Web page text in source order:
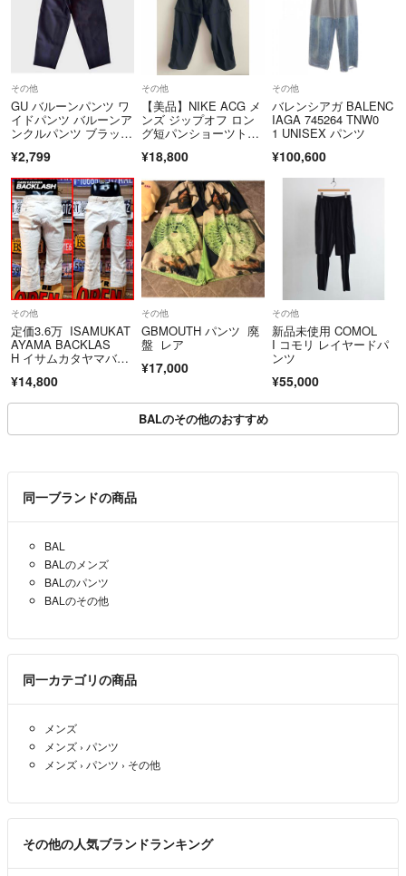
その他
GU バルーンパンツ ワ
イドパンツ バルーンア
ンクルパンツ ブラッ
ー イージーパンツ シ
¥2,799
その他
【美品】NIKE ACG メ
ンズ ジップオフ ロン
グ短パンショーツトレ
¥18,800
その他
バレンシアガ BALENC
IAGA 745264 TNW0
1 UNISEX パンツ
¥100,600
その他
定価3.6万 ISAMUKAT
AYAMA BACKLAS
H イサムカタヤマバッ
ロップドパンツ L
¥14,800
その他
GBMOUTH パンツ 廃
盤 レア
¥17,000
その他
新品未使用 COMOL
I コモリ レイヤードパ
ンツ
¥55,000
BALのその他のおすすめ
同一ブランドの商品
BAL
BALのメンズ
BALのパンツ
BALのその他
同一カテゴリの商品
メンズ
メンズ › パンツ
メンズ › パンツ › その他
その他の人気ブランドランキング